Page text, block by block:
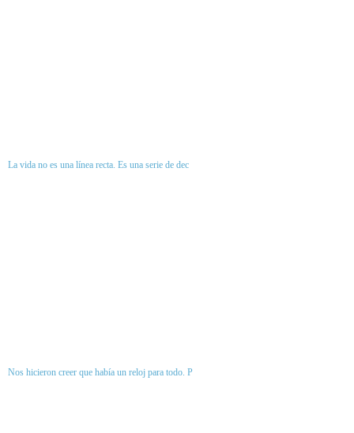
La vida no es una línea recta. Es una serie de dec
Nos hicieron creer que había un reloj para todo. P